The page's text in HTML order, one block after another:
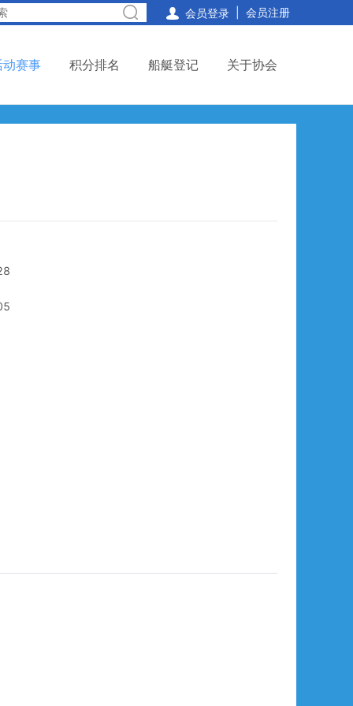
会员注册
 会员登录
动赛事 积分排名 船艇登记 关于协会